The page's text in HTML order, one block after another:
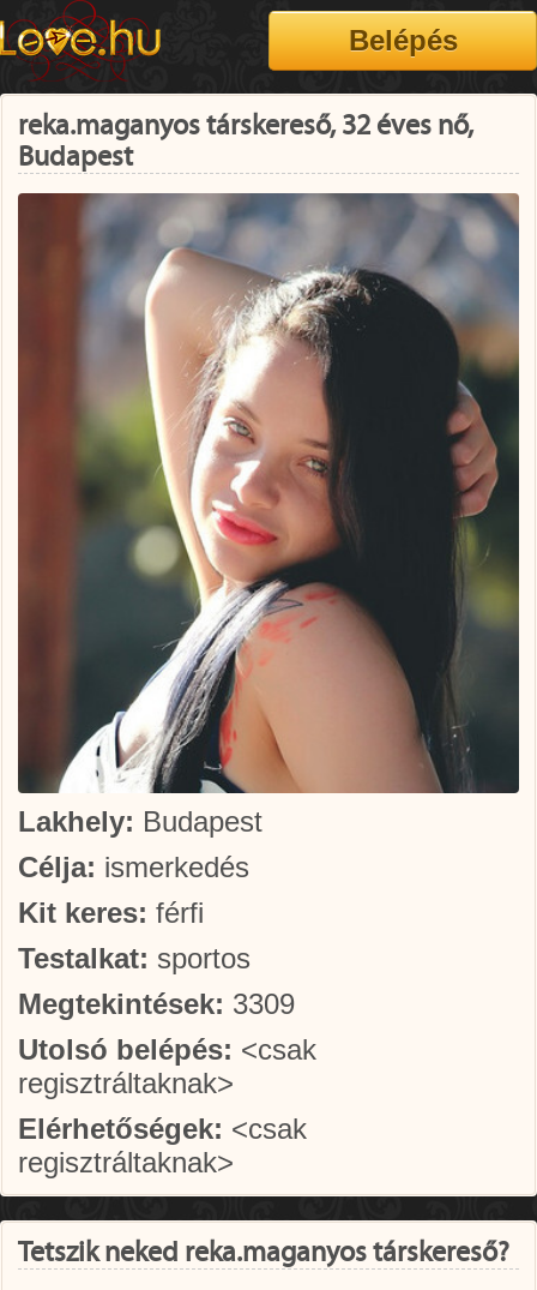
reka.maganyos társkereső, 32 éves nő,
Budapest
Lakhely: Budapest
Célja: ismerkedés
Kit keres: férfi
Testalkat: sportos
Megtekintések: 3309
Utolsó belépés: <csak
regisztráltaknak>
Elérhetőségek: <csak
regisztráltaknak>
Tetszik neked reka.maganyos társkereső?